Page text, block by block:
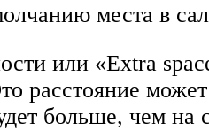
места в
или «Extra
расстояние
больше, чем на